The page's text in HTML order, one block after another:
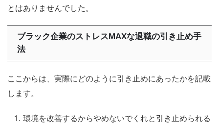
とはありませんでした。
ブラック企業のストレスMAXな退職の引き止め手
法
ここからは、実際にどのように引き止めにあったかを記載
します。
環境を改善するからやめないでくれと引き止められる